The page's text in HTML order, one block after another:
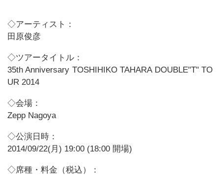
◇アーティスト：
田原俊彦
◇ツアータイトル：
35th Anniversary TOSHIHIKO TAHARA DOUBLE"T" TO
UR 2014
◇会場：
Zepp Nagoya
◇公演日時：
2014/09/22(月) 19:00 (18:00 開場)
◇席種・料金（税込）：